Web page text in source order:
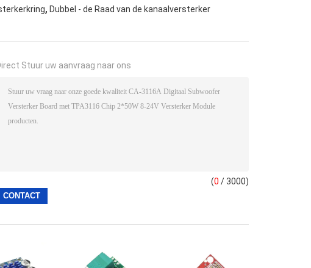
, Dubbel - de Raad van de kanaalversterker
Stuur uw aanvraag naar ons
(0 / 3000)